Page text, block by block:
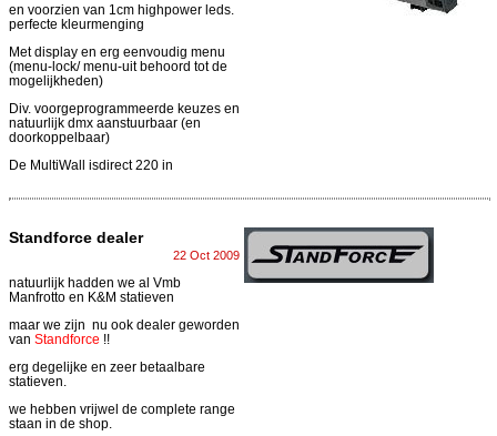
en voorzien van 1cm highpower leds.
perfecte kleurmenging
Met display en erg eenvoudig menu
(menu-lock/ menu-uit behoord tot de
mogelijkheden)
Div. voorgeprogrammeerde keuzes en
natuurlijk dmx aanstuurbaar (en
doorkoppelbaar)
De MultiWall isdirect 220 in
Standforce dealer
22 Oct 2009
natuurlijk hadden we al Vmb
Manfrotto en K&M statieven
maar we zijn nu ook dealer geworden
van Standforce !!
erg degelijke en zeer betaalbare
statieven.
we hebben vrijwel de complete range
staan in de shop.